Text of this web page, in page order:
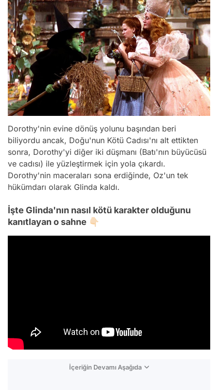
Dorothy'nin evine dönüş yolunu başından beri
biliyordu ancak, Doğu'nun Kötü Cadısı'nı alt ettikten
sonra, Dorothy'yi diğer iki düşmanı (Batı'nın büyücüsü
ve cadısı) ile yüzleştirmek için yola çıkardı.
Dorothy'nin maceraları sona erdiğinde, Oz'un tek
hükümdarı olarak Glinda kaldı.
İşte Glinda'nın nasıl kötü karakter olduğunu
kanıtlayan o sahne 👇🏻
İçeriğin Devamı Aşağıda